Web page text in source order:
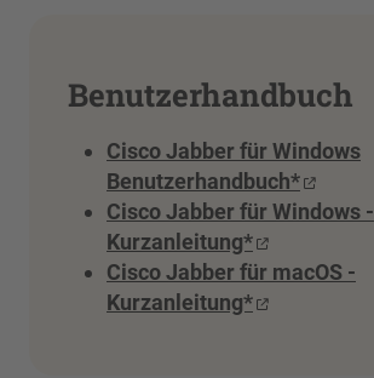
Benutzerhandbuch
Cisco Jabber für Windows
Benutzerhandbuch*
Cisco Jabber für Windows -
Kurzanleitung*
Cisco Jabber für macOS -
Kurzanleitung*